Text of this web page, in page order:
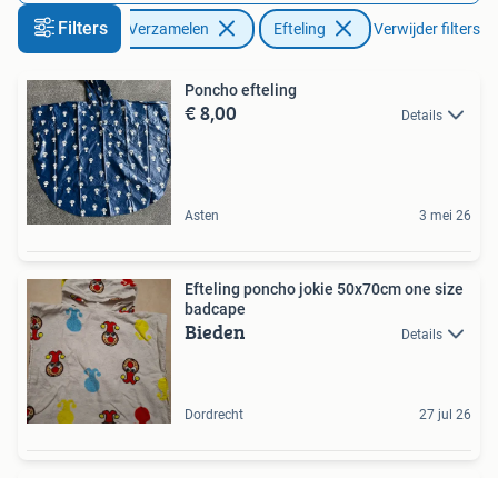
Filters Verzamelen Efteling Verwijder filters
Poncho efteling
€ 8,00 Details
Asten 3 mei 26
Efteling poncho jokie 50x70cm one size
badcape
Bieden Details
Dordrecht 27 jul 26